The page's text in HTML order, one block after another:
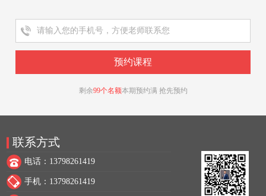
剩余99个名额本期预约满 抢先预约
联系方式
电话：13798261419
手机：13798261419